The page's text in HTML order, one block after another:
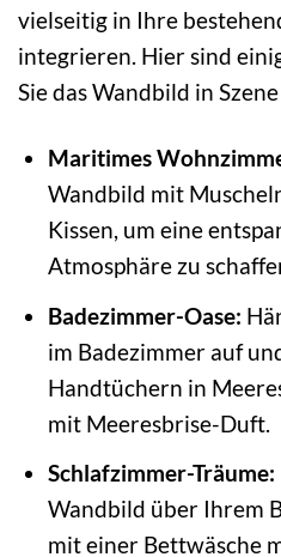
vielseitig in Ihre
integrieren. Hier sind
Sie das Wandbild in
Maritimes
Wandbild mit
Kissen, um eine
Atmosphäre zu
Badezimmer-Oase:
im Badezimmer auf
Handtüchern in
mit Meeresbrise-Duft.
Schlafzimmer-Träume:
Wandbild über Ihrem
mit einer Bettwäsche